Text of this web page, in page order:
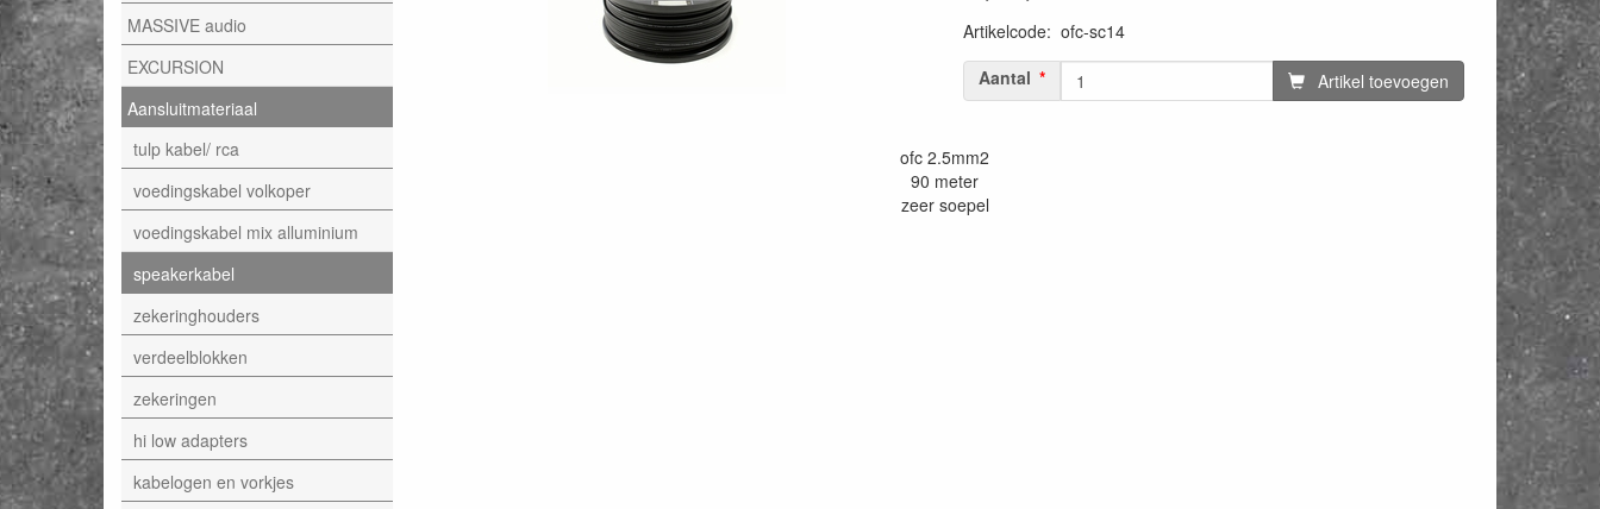
MASSIVE audio
EXCURSION
Aansluitmateriaal
tulp kabel/ rca
voedingskabel volkoper
voedingskabel mix alluminium
speakerkabel
zekeringhouders
verdeelblokken
zekeringen
hi low adapters
kabelogen en vorkjes
Artikelcode: ofc-sc14
Aantal
Artikel toevoegen
ofc 2.5mm2
90 meter
zeer soepel